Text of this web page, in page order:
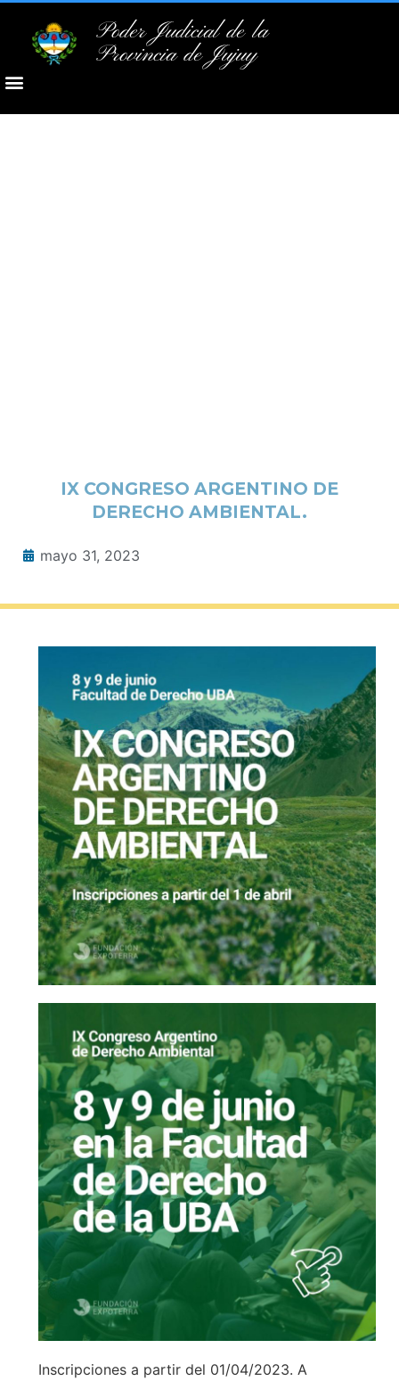
Poder Judicial de la
Provincia de Jujuy
IX CONGRESO ARGENTINO DE
DERECHO AMBIENTAL.
mayo 31, 2023
Inscripciones a partir del 01/04/2023. A